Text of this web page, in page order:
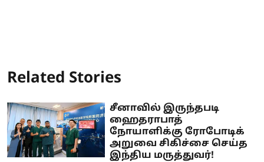
Related Stories
சீனாவில் இருந்தபடி
ஹைதராபாத்
நோயாளிக்கு ரோபோடிக்
அறுவை சிகிச்சை செய்த
இந்திய மருத்துவர்!